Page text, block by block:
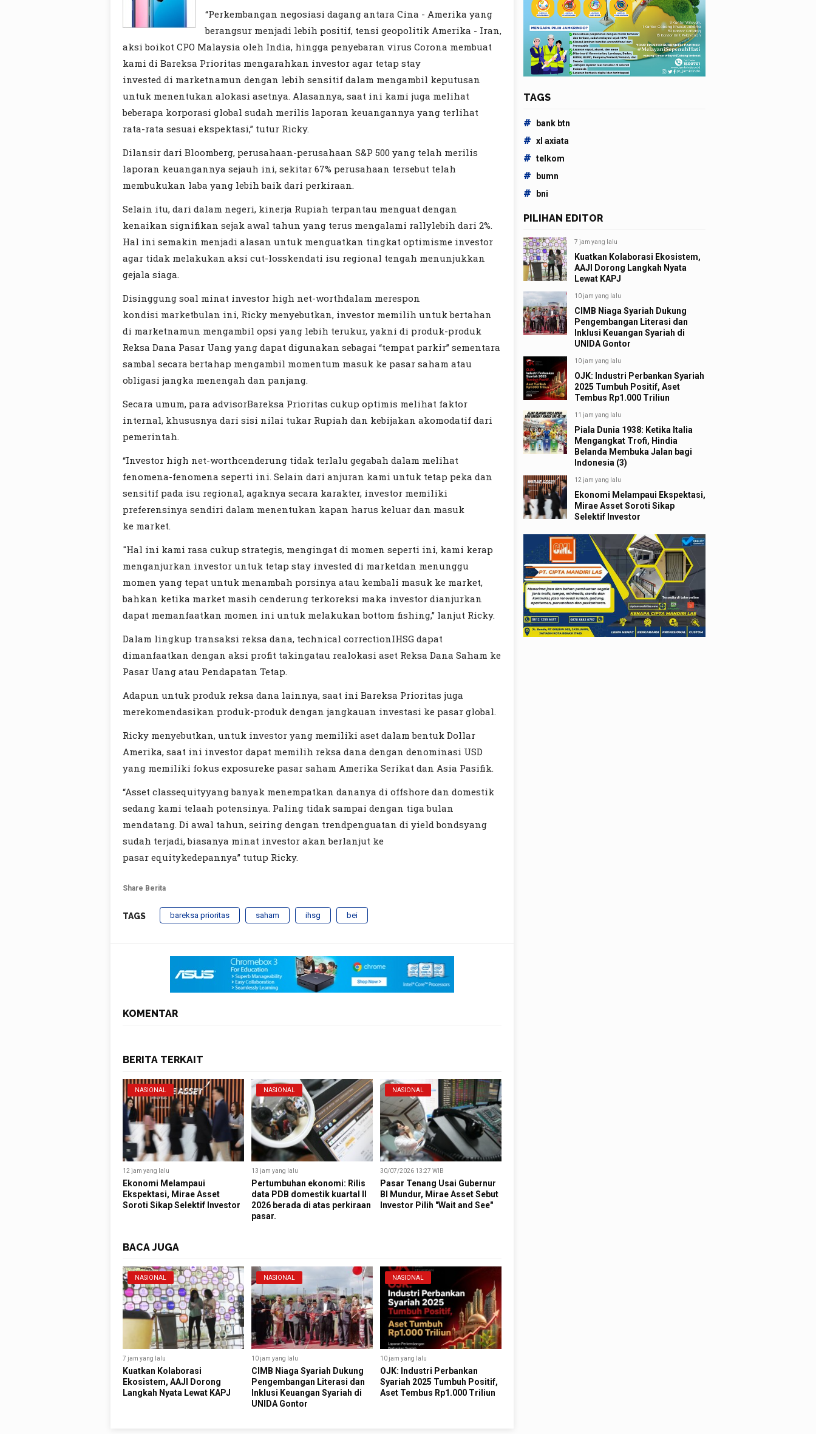
“Perkembangan negosiasi dagang antara Cina - Amerika yang
berangsur menjadi lebih positif, tensi geopolitik Amerika - Iran,
aksi boikot CPO Malaysia oleh India, hingga penyebaran virus Corona membuat
kami di Bareksa Prioritas mengarahkan investor agar tetap stay
invested di marketnamun dengan lebih sensitif dalam mengambil keputusan
untuk menentukan alokasi asetnya. Alasannya, saat ini kami juga melihat
beberapa korporasi global sudah merilis laporan keuangannya yang terlihat
rata-rata sesuai ekspektasi,” tutur Ricky.
Dilansir dari Bloomberg, perusahaan-perusahaan S&P 500 yang telah merilis
laporan keuangannya sejauh ini, sekitar 67% perusahaan tersebut telah
membukukan laba yang lebih baik dari perkiraan.
Selain itu, dari dalam negeri, kinerja Rupiah terpantau menguat dengan
kenaikan signifikan sejak awal tahun yang terus mengalami rallylebih dari 2%.
Hal ini semakin menjadi alasan untuk menguatkan tingkat optimisme investor
agar tidak melakukan aksi cut-losskendati isu regional tengah menunjukkan
gejala siaga.
Disinggung soal minat investor high net-worthdalam merespon
kondisi marketbulan ini, Ricky menyebutkan, investor memilih untuk bertahan
di marketnamun mengambil opsi yang lebih terukur, yakni di produk-produk
Reksa Dana Pasar Uang yang dapat digunakan sebagai “tempat parkir” sementara
sambal secara bertahap mengambil momentum masuk ke pasar saham atau
obligasi jangka menengah dan panjang.
Secara umum, para advisorBareksa Prioritas cukup optimis melihat faktor
internal, khususnya dari sisi nilai tukar Rupiah dan kebijakan akomodatif dari
pemerintah.
“Investor high net-worthcenderung tidak terlalu gegabah dalam melihat
fenomena-fenomena seperti ini. Selain dari anjuran kami untuk tetap peka dan
sensitif pada isu regional, agaknya secara karakter, investor memiliki
preferensinya sendiri dalam menentukan kapan harus keluar dan masuk
ke market.
"Hal ini kami rasa cukup strategis, mengingat di momen seperti ini, kami kerap
menganjurkan investor untuk tetap stay invested di marketdan menunggu
momen yang tepat untuk menambah porsinya atau kembali masuk ke market,
bahkan ketika market masih cenderung terkoreksi maka investor dianjurkan
dapat memanfaatkan momen ini untuk melakukan bottom fishing,” lanjut Ricky.
Dalam lingkup transaksi reksa dana, technical correctionIHSG dapat
dimanfaatkan dengan aksi profit takingatau realokasi aset Reksa Dana Saham ke
Pasar Uang atau Pendapatan Tetap.
Adapun untuk produk reksa dana lainnya, saat ini Bareksa Prioritas juga
merekomendasikan produk-produk dengan jangkauan investasi ke pasar global.
Ricky menyebutkan, untuk investor yang memiliki aset dalam bentuk Dollar
Amerika, saat ini investor dapat memilih reksa dana dengan denominasi USD
yang memiliki fokus exposureke pasar saham Amerika Serikat dan Asia Pasifik.
“Asset classequityyang banyak menempatkan dananya di offshore dan domestik
sedang kami telaah potensinya. Paling tidak sampai dengan tiga bulan
mendatang. Di awal tahun, seiring dengan trendpenguatan di yield bondsyang
sudah terjadi, biasanya minat investor akan berlanjut ke
pasar equitykedepannya” tutup Ricky.
Share Berita
TAGS bareksa prioritas saham ihsg bei
KOMENTAR
BERITA TERKAIT
NASIONAL
12 jam yang lalu
Ekonomi Melampaui
Ekspektasi, Mirae Asset
Soroti Sikap Selektif Investor
NASIONAL
13 jam yang lalu
Pertumbuhan ekonomi: Rilis
data PDB domestik kuartal II
2026 berada di atas perkiraan
pasar.
NASIONAL
30/07/2026 13:27 WIB
Pasar Tenang Usai Gubernur
BI Mundur, Mirae Asset Sebut
Investor Pilih "Wait and See"
BACA JUGA
NASIONAL
7 jam yang lalu
Kuatkan Kolaborasi
Ekosistem, AAJI Dorong
Langkah Nyata Lewat KAPJ
NASIONAL
10 jam yang lalu
CIMB Niaga Syariah Dukung
Pengembangan Literasi dan
Inklusi Keuangan Syariah di
UNIDA Gontor
NASIONAL
10 jam yang lalu
OJK: Industri Perbankan
Syariah 2025 Tumbuh Positif,
Aset Tembus Rp1.000 Triliun
TAGS
# bank btn
# xl axiata
# telkom
# bumn
# bni
PILIHAN EDITOR
7 jam yang lalu
Kuatkan Kolaborasi Ekosistem,
AAJI Dorong Langkah Nyata
Lewat KAPJ
10 jam yang lalu
CIMB Niaga Syariah Dukung
Pengembangan Literasi dan
Inklusi Keuangan Syariah di
UNIDA Gontor
10 jam yang lalu
OJK: Industri Perbankan Syariah
2025 Tumbuh Positif, Aset
Tembus Rp1.000 Triliun
11 jam yang lalu
Piala Dunia 1938: Ketika Italia
Mengangkat Trofi, Hindia
Belanda Membuka Jalan bagi
Indonesia (3)
12 jam yang lalu
Ekonomi Melampaui Ekspektasi,
Mirae Asset Soroti Sikap
Selektif Investor